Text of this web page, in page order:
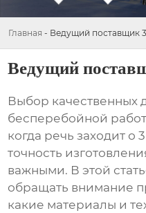
Главная - Ведущий поставщик
Ведущий
Выбор качественных
бесперебойной
когда речь заходит о
точность
важными. В этой
обращать внимание
какие материалы и